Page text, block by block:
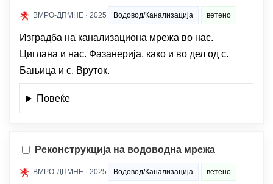
ВМРО-ДПМНЕ · 2025 Водовод/Канализација ветено
Изградба на канализациона мрежа во нас.
Циглана и нас. Фазанерија, како и во дел од с.
Бањица и с. Вруток.
Повеќе
Реконструкција на водоводна мрежа
ВМРО-ДПМНЕ · 2025 Водовод/Канализација ветено